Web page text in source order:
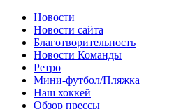
Новости
Новости сайта
Благотворительность
Новости Команды
Ретро
Мини-футбол/Пляжка
Наш хоккей
Обзор прессы